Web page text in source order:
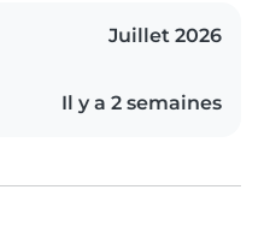
Juillet 2026
Il y a 2 semaines